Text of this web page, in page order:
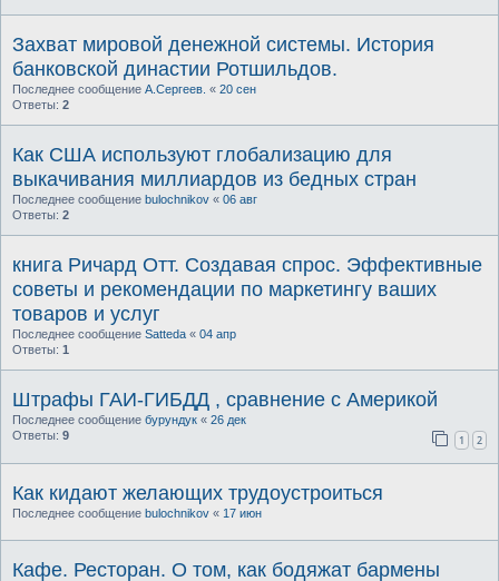
Захват мировой денежной системы. История
банковской династии Ротшильдов.
Последнее сообщение А.Сергеев. « 20 сен
Ответы: 2
Как США используют глобализацию для
выкачивания миллиардов из бедных стран
Последнее сообщение bulochnikov « 06 авг
Ответы: 2
книга Ричард Отт. Создавая спрос. Эффективные
советы и рекомендации по маркетингу ваших
товаров и услуг
Последнее сообщение Satteda « 04 апр
Ответы: 1
Штрафы ГАИ-ГИБДД , сравнение с Америкой
Последнее сообщение бурундук « 26 дек
Ответы: 9 1 2
Как кидают желающих трудоустроиться
Последнее сообщение bulochnikov « 17 июн
Кафе. Ресторан. О том, как бодяжат бармены